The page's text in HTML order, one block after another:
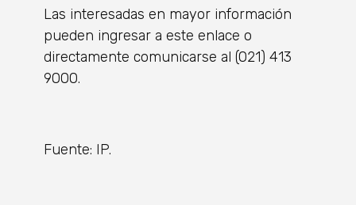
Las interesadas en mayor información
pueden ingresar a este enlace o
directamente comunicarse al (021) 413
9000.
Fuente: IP.